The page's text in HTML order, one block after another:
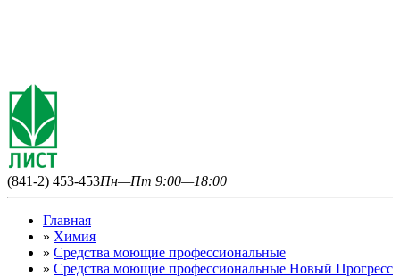
(841-2) 453-453Пн—Пт 9:00—18:00
Главная
» Химия
» Средства моющие профессиональные
» Средства моющие профессиональные Новый Прогресс